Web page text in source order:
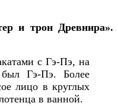
и трон Древнира».
с Гэ-Пэ, на
Гэ-Пэ. Более
лицо в круглых
в ванной.